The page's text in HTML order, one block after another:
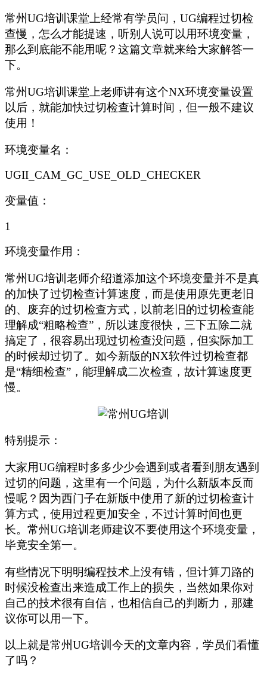
常州UG培训课堂上经常有学员问， UG编程过切检
查慢，怎么才能提速，听别人说可以用环境变量，
那么到底能不能用呢？这篇文章就来给大家解答一
下。
常州UG培训课堂上老师讲有这个NX环境变量设置
以后，就能加快过切检查计算时间，但一般不建议
使用！
环境变量名：
UGII_CAM_GC_USE_OLD_CHECKER
变量值：
1
环境变量作用：
常州UG培训老师介绍道添加这个环境变量并不是真
的加快了过切检查计算速度，而是使用原先更老旧
的、废弃的过切检查方式，以前老旧的过切检查能
理解成“粗略检查”，所以速度很快，三下五除二就
搞定了，很容易出现过切检查没问题，但实际加工
的时候却过切了。如今新版的NX软件过切检查都
是“精细检查”，能理解成二次检查，故计算速度更
慢。
特别提示：
大家用UG编程时多多少少会遇到或者看到朋友遇到
过切的问题，这里有一个问题，为什么新版本反而
慢呢？因为西门子在新版中使用了新的过切检查计
算方式，使用过程更加安全，不过计算时间也更
长。常州UG培训老师建议不要使用这个环境变量，
毕竟安全第一。
有些情况下明明编程技术上没有错，但计算刀路的
时候没检查出来造成工作上的损失，当然如果你对
自己的技术很有自信，也相信自己的判断力，那建
议你可以用一下。
以上就是常州UG培训今天的文章内容，学员们看懂
了吗？